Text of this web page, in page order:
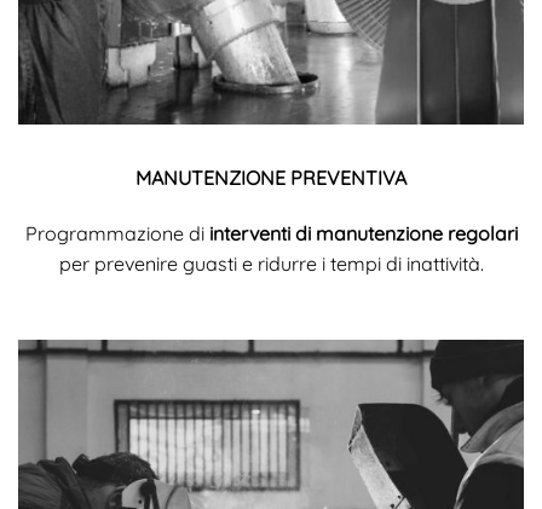
MANUTENZIONE PREVENTIVA
Programmazione di interventi di manutenzione regolari
per prevenire guasti e ridurre i tempi di inattività.